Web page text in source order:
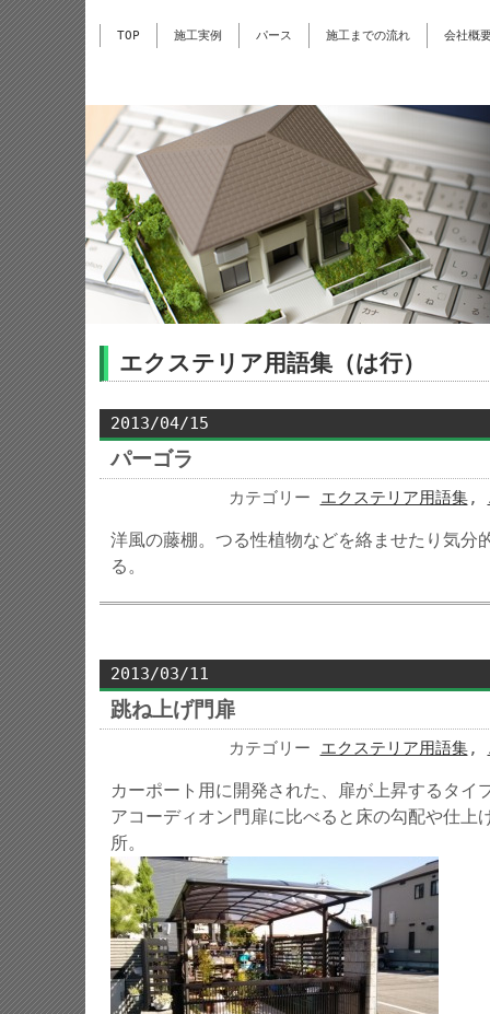
TOP 施工実例 パース 施工までの流れ 会社概
エクステリア用語集（は行）
2013/04/15
パーゴラ
カテゴリー エクステリア用語集,
洋風の藤棚。つる性植物などを絡ませたり気分
る。
2013/03/11
跳ね上げ門扉
カテゴリー エクステリア用語集,
カーポート用に開発された、扉が上昇するタイ
アコーディオン門扉に比べると床の勾配や仕上
所。